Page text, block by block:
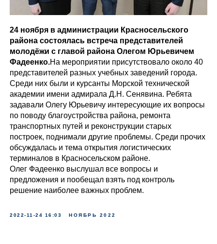
24 ноября в администрации Красносельского
района состоялась встреча представителей
молодёжи с главой района Олегом Юрьевичем
Фадеенко.На мероприятии присутствовало около 40
представителей разных учебных заведений города.
Среди них были и курсанты Морской технической
академии имени адмирала Д.Н. Сенявина. Ребята
задавали Олегу Юрьевичу интересующие их вопросы
по поводу благоустройства района, ремонта
транспортных путей и реконструкции старых
построек, поднимали другие проблемы. Среди прочих
обсуждалась и тема открытия логистических
терминалов в Красносельском районе.
Олег Фадеенко выслушал все вопросы и
предложения и пообещал взять под контроль
решение наиболее важных проблем.
2022-11-24 16:03 НОЯБРЬ 2022